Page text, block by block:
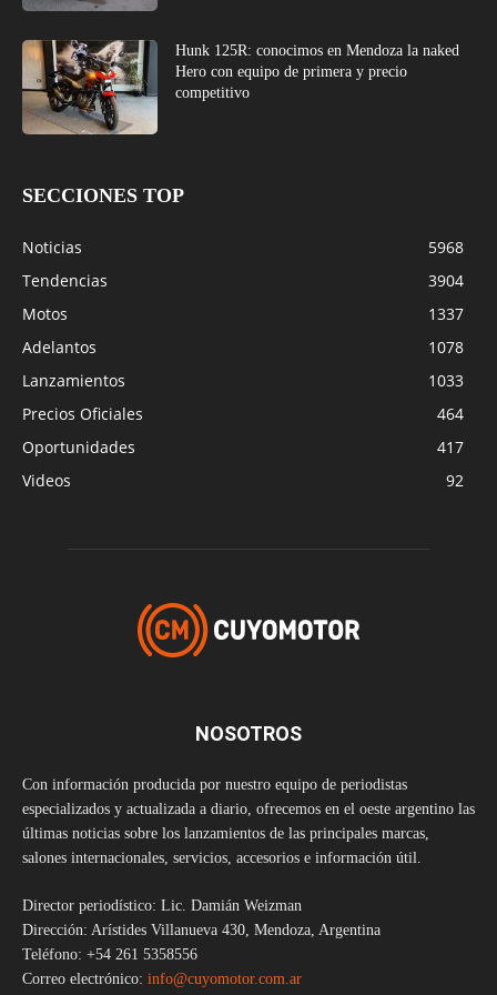
Hunk 125R: conocimos en Mendoza la naked
Hero con equipo de primera y precio
competitivo
SECCIONES TOP
Noticias
5968
Tendencias
3904
Motos
1337
Adelantos
1078
Lanzamientos
1033
Precios Oficiales
464
Oportunidades
417
Videos
92
NOSOTROS
Con información producida por nuestro equipo de periodistas
especializados y actualizada a diario, ofrecemos en el oeste argentino las
últimas noticias sobre los lanzamientos de las principales marcas,
salones internacionales, servicios, accesorios e información útil.
Director periodístico: Lic. Damián Weizman
Dirección: Arístides Villanueva 430, Mendoza, Argentina
Teléfono: +54 261 5358556
Correo electrónico: info@cuyomotor.com.ar